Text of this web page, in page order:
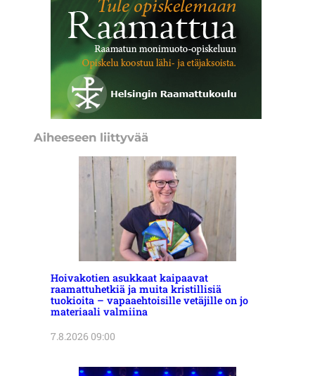
Aiheeseen liittyvää
Hoivakotien asukkaat kaipaavat
raamattuhetkiä ja muita kristillisiä
tuokioita – vapaaehtoisille vetäjille on jo
materiaali valmiina
7.8.2026 09:00